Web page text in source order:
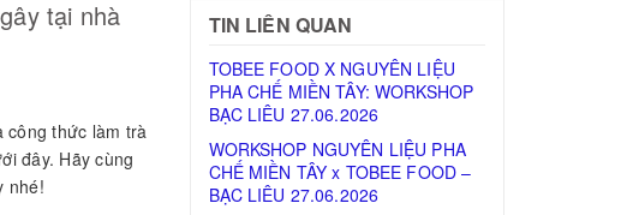
tại nhà
công thức làm trà
đây. Hãy cùng
nhé!
TIN LIÊN QUAN
TOBEE FOOD X NGUYÊN LIỆU
PHA CHẾ MIỀN TÂY: WORKSHOP
BẠC LIÊU 27.06.2026
WORKSHOP NGUYÊN LIỆU PHA
CHẾ MIỀN TÂY x TOBEE FOOD –
BẠC LIÊU 27.06.2026